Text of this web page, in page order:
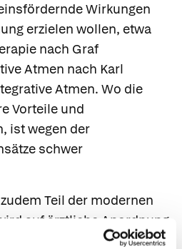
Wirkungen
erzielen wollen, etwa
nach Graf
Atmen nach Karl
Atmen. Wo die
Vorteile und
ist wegen der
schwer
Teil der modernen
wird auf ärztliche Anordnung
zur Vorbeugung von